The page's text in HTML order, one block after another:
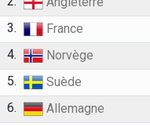
3.
France
4.
Norvège
5.
Suède
6.
Allemagne